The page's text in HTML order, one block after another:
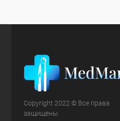
Copyright 2022 © Все права
защищены.